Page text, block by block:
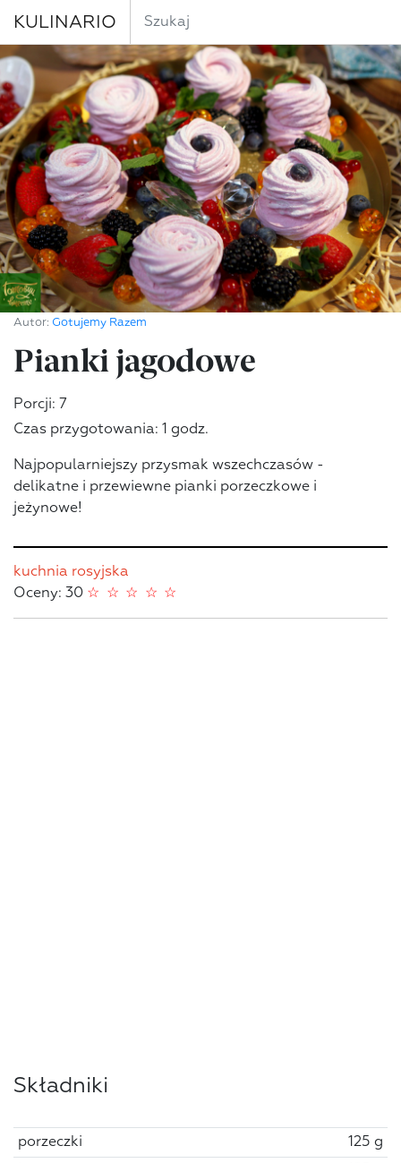
KULINARIO
Autor: Gotujemy Razem
Pianki jagodowe
Porcji: 7
Czas przygotowania: 1 godz.
Najpopularniejszy przysmak wszechczasów -
delikatne i przewiewne pianki porzeczkowe i
jeżynowe!
kuchnia rosyjska
Oceny: 30
☆
☆
☆
☆
☆
Składniki
porzeczki 125 g